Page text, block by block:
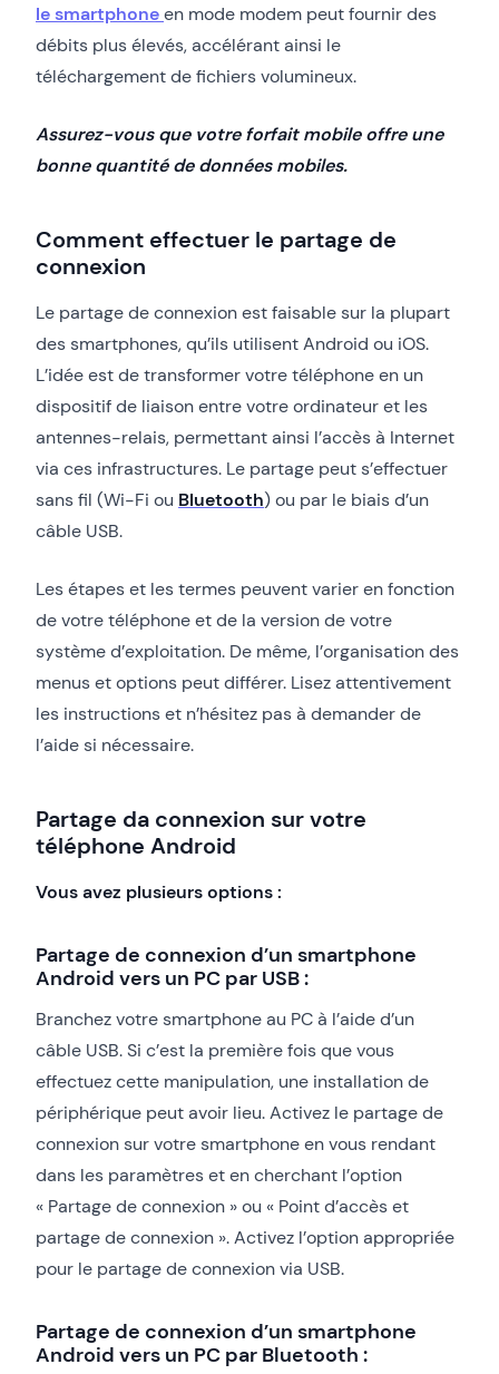
le smartphoneen mode modem peut fournir des
débits plus élevés, accélérant ainsi le
téléchargement de fichiers volumineux.
Assurez-vous que votre forfait mobile offre une
bonne quantité de données mobiles.
Comment effectuer le partage de
connexion
Le partage de connexion est faisable sur la plupart
des smartphones, qu’ils utilisent Android ou iOS.
L’idée est de transformer votre téléphone en un
dispositif de liaison entre votre ordinateur et les
antennes-relais, permettant ainsi l’accès à Internet
via ces infrastructures. Le partage peut s’effectuer
sans fil (Wi-Fi ou Bluetooth) ou par le biais d’un
câble USB.
Les étapes et les termes peuvent varier en fonction
de votre téléphone et de la version de votre
système d’exploitation. De même, l’organisation des
menus et options peut différer. Lisez attentivement
les instructions et n’hésitez pas à demander de
l’aide si nécessaire.
Partage da connexion sur votre
téléphone Android
Vous avez plusieurs options :
Partage de connexion d’un smartphone
Android vers un PC par USB :
Branchez votre smartphone au PC à l’aide d’un
câble USB. Si c’est la première fois que vous
effectuez cette manipulation, une installation de
périphérique peut avoir lieu. Activez le partage de
connexion sur votre smartphone en vous rendant
dans les paramètres et en cherchant l’option
« Partage de connexion » ou « Point d’accès et
partage de connexion ». Activez l’option appropriée
pour le partage de connexion via USB.
Partage de connexion d’un smartphone
Android vers un PC par Bluetooth :